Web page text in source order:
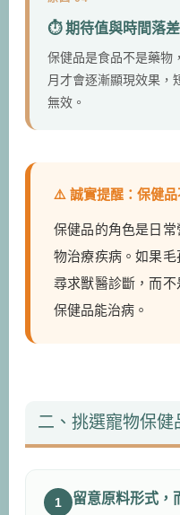
⏱️ 期待值與時間落差
保健品是食品不是藥物
月才會逐漸顯現效果，
無效。
⚠️ 誠實提醒：保健
保健品的角色是日
物治療疾病。如果
尋求獸醫診斷，而
保健品能治病。
二、挑選寵物保健
1 留意原料形式，